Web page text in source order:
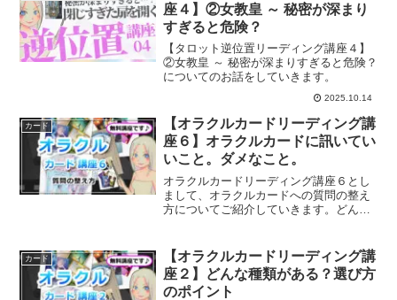
座４】②女教皇 ～ 秘密が深まり
すぎると危険？
【タロット逆位置リーディング講座４】
②女教皇 ～ 秘密が深まりすぎると危険？
についてのお話をしていきます。
2025.10.14
カード
【オラクルカードリーディング講
座６】オラクルカードに訊いてい
いこと。ダメなこと。
オラクルカードリーディング講座６とし
まして、オラクルカードへの質問の整え
方についてご紹介していきます。どんな
カード
【オラクルカードリーディング講
座２】どんな種類がある？選び方
のポイント